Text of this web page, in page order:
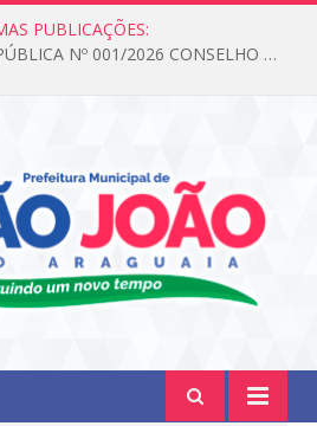
PUBLICAÇÕES:
EDITAL DE CHAMADA PÚBLICA Nº 001/2026 CONSELHO DOS DIREITOS DA CRIANÇA E DO ADOLESCENTE